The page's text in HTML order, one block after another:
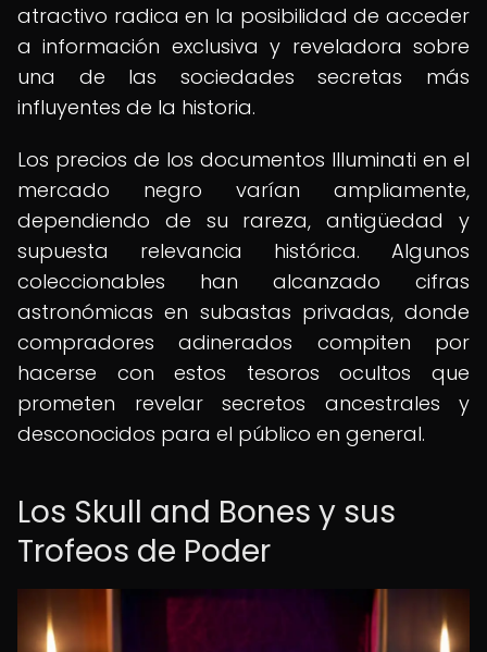
atractivo radica en la posibilidad de acceder
a información exclusiva y reveladora sobre
una de las sociedades secretas más
influyentes de la historia.
Los precios de los documentos Illuminati en el
mercado negro varían ampliamente,
dependiendo de su rareza, antigüedad y
supuesta relevancia histórica. Algunos
coleccionables han alcanzado cifras
astronómicas en subastas privadas, donde
compradores adinerados compiten por
hacerse con estos tesoros ocultos que
prometen revelar secretos ancestrales y
desconocidos para el público en general.
Los Skull and Bones y sus
Trofeos de Poder